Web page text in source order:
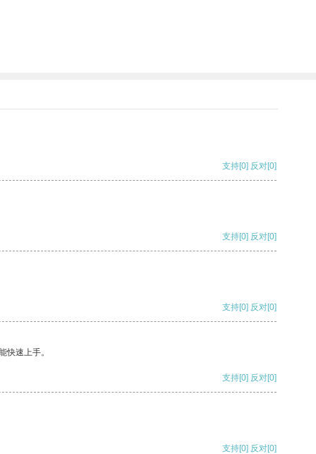
支持[0] 反对[0]
支持[0] 反对[0]
支持[0] 反对[0]
快速上手。
支持[0] 反对[0]
支持[0] 反对[0]